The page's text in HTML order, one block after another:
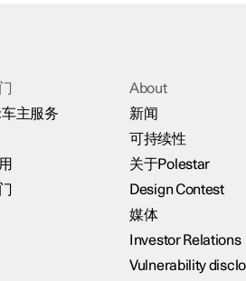
主服务
About
新闻
可持续性
关于Polestar
Design Contest
媒体
Investor Relations
Vulnerability